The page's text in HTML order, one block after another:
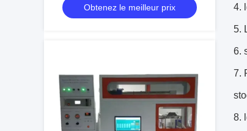
Obtenez le meilleur prix 4.
5.
6.
7.
8.